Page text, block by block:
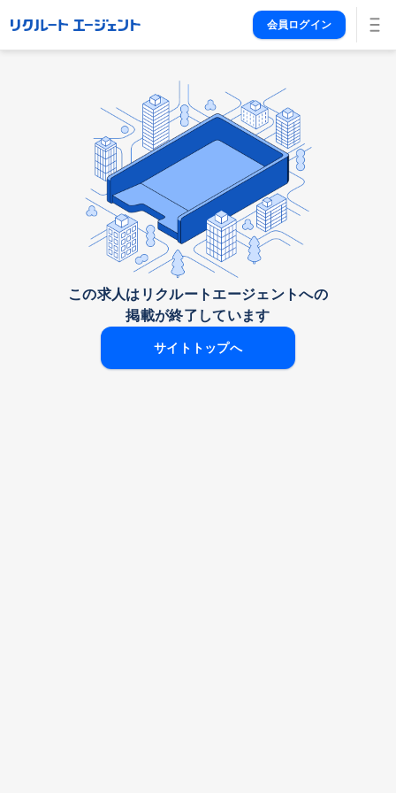
会員ログイン
この求人はリクルートエージェントへの
掲載が終了しています
サイトトップへ